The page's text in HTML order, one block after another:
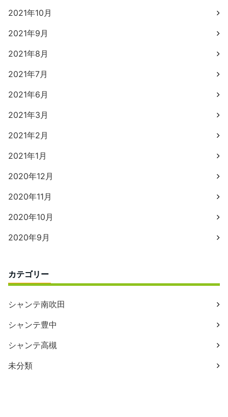
2021年10月
2021年9月
2021年8月
2021年7月
2021年6月
2021年3月
2021年2月
2021年1月
2020年12月
2020年11月
2020年10月
2020年9月
カテゴリー
シャンテ南吹田
シャンテ豊中
シャンテ高槻
未分類